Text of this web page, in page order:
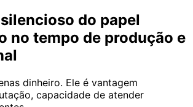
do papel
no tempo de produção e
dinheiro. Ele é vantagem
capacidade de atender